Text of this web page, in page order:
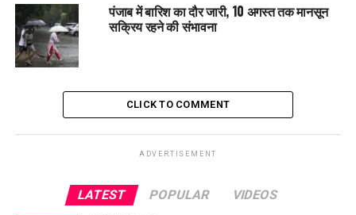
1 मई से बढ़ेंगी दूध की कीमतें, Milkfed Punjab ने ₹20 प्रति
किलोग्राम फैट बढ़ाया
DON'T MISS
राष्ट्रपति द्रौपदी मुर्मू से अकेले मिलेंगे CM भगवंत सिंह मान, 5 मई को
होगी अहम मुलाकात
पंजाब में बारिश का दौर जारी, 10 अगस्त तक मानसून
सक्रिय रहने की संभावना
CLICK TO COMMENT
ADVERTISEMENT
LATEST POPULAR VIDEOS